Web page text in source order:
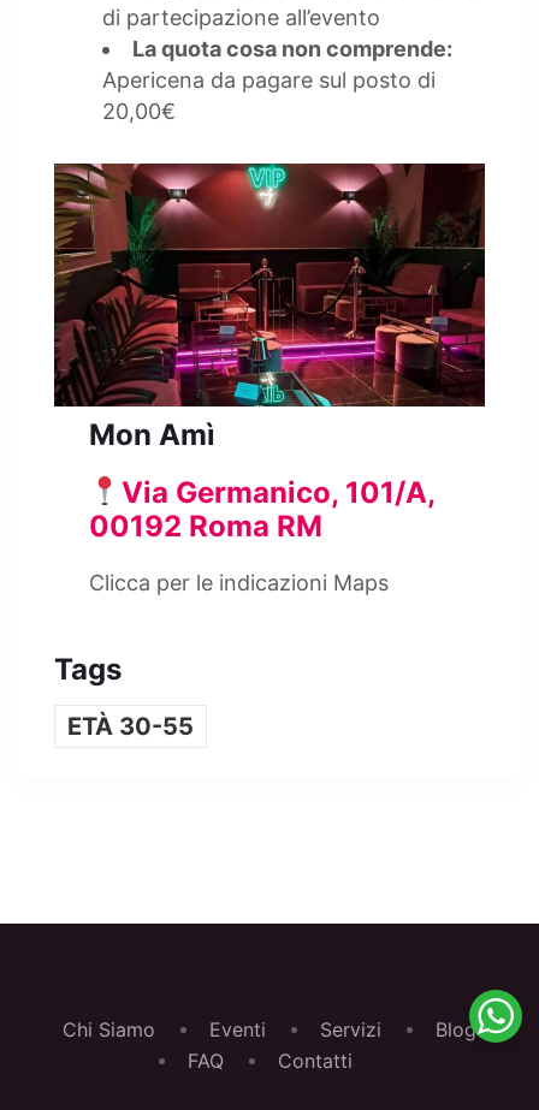
di partecipazione all’evento
La quota cosa non comprende:
Apericena da pagare sul posto di
20,00€
Mon Amì
Via Germanico, 101/A,
00192 Roma RM
Clicca per le indicazioni Maps
Tags
ETÀ 30-55
Chi Siamo Eventi Servizi
Blog
FAQ
Contatti